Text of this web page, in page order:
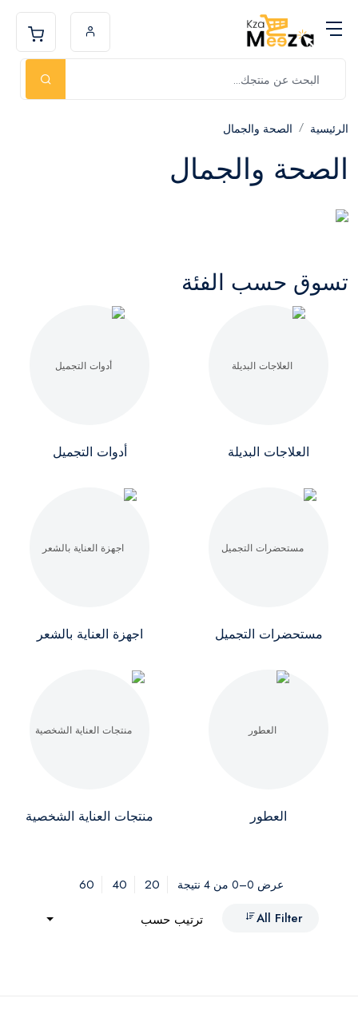
الرئيسية الصحة والجمال
الصحة والجمال
تسوق حسب الفئة
العلاجات البديلة أدوات التجميل
مستحضرات التجميل اجهزة العناية بالشعر
العطور منتجات العناية الشخصية
عرض 0–0 من 4 نتيجة 20
40
60
All Filter
ترتيب حسب